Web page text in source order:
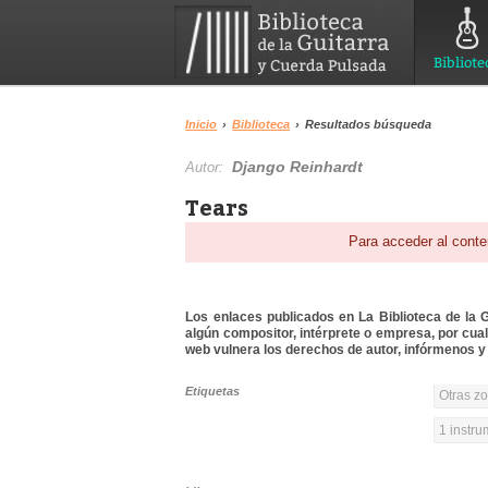
Inicio › Biblioteca › Resultados búsqueda
Autor:Django Reinhardt
Tears
Para acceder al
Los enlaces publicados en La Biblioteca de la
algún compositor, intérprete o empresa, por
web vulnera los derechos de autor, infórmenos
Etiquetas Otras
1